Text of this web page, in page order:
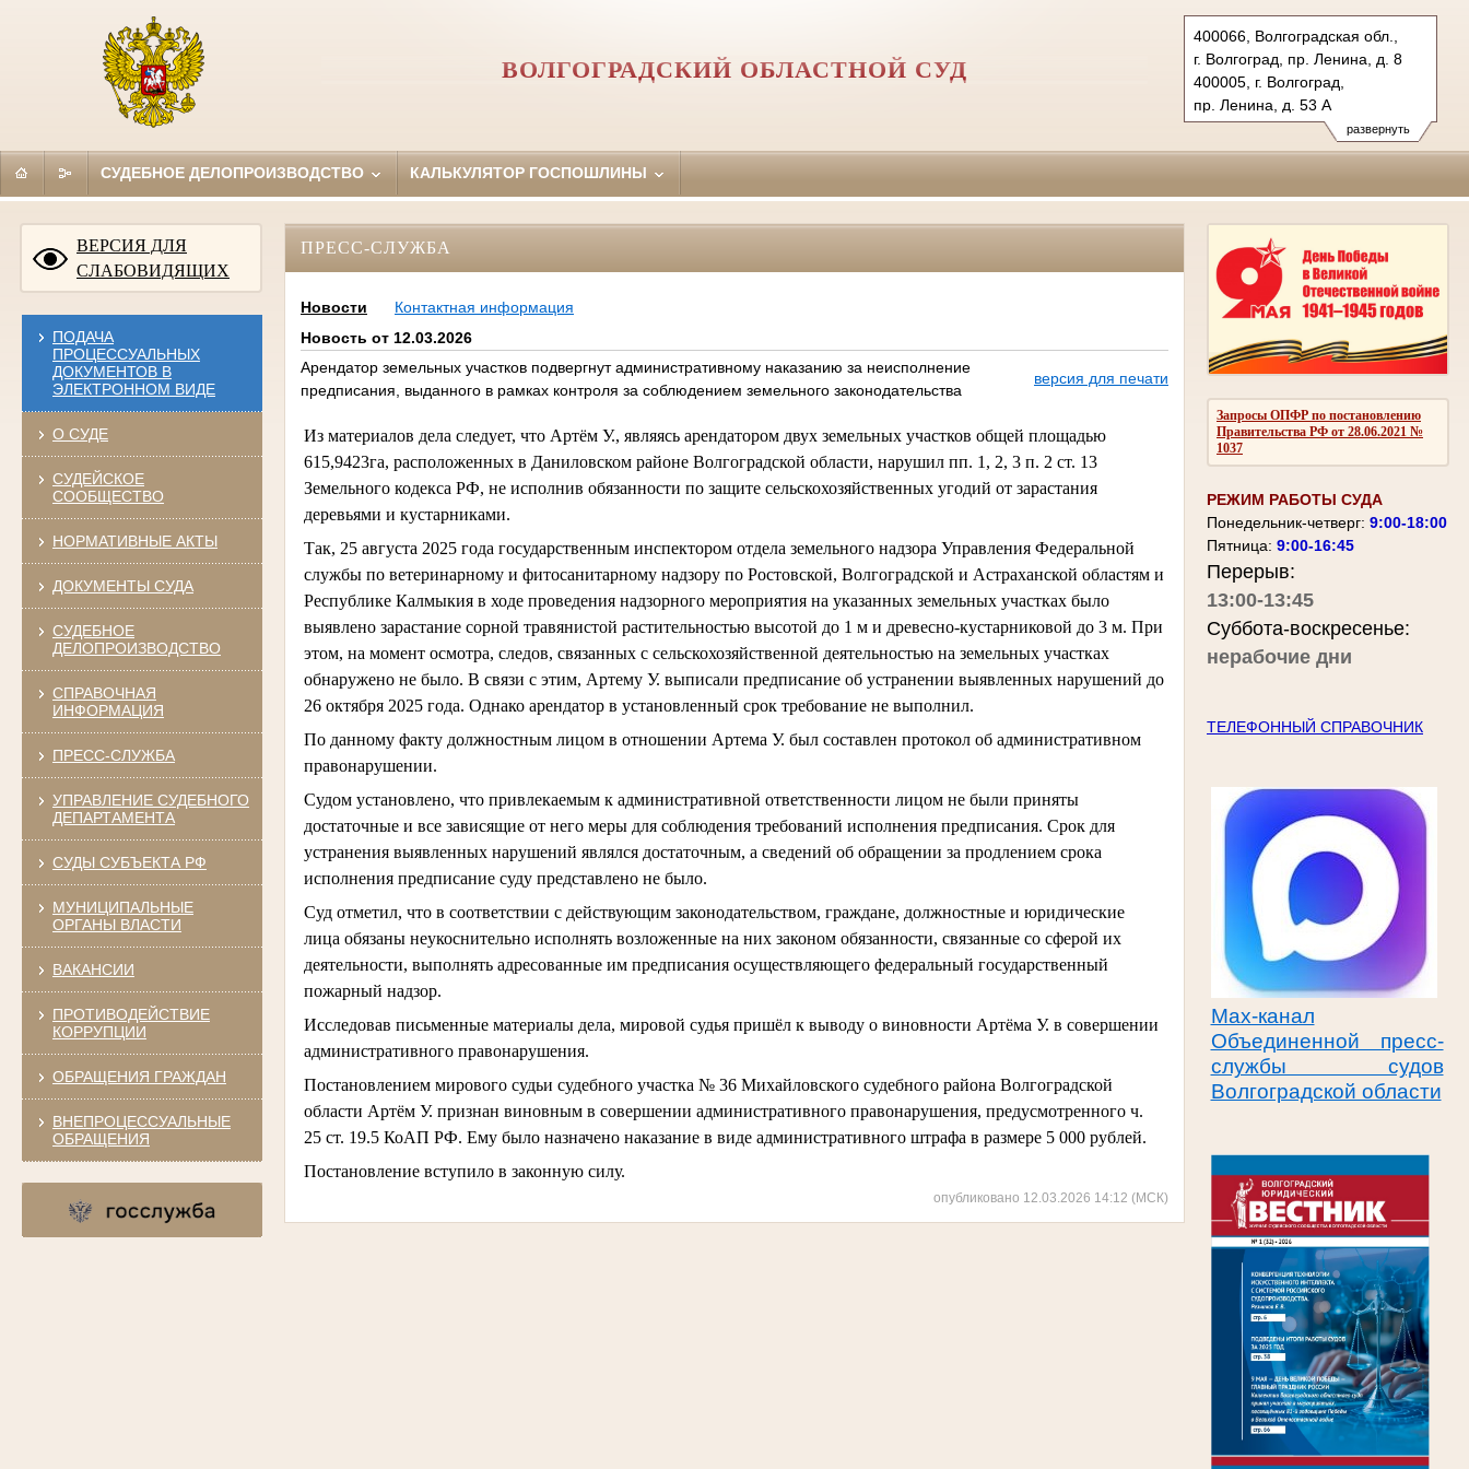
развернуть
400066, Волгоградская обл.,
г. Волгоград, пр. Ленина, д. 8
400005, г. Волгоград,
пр. Ленина, д. 53 А
Тел.: (8442) 38-21-98, 23-87-44
oblsud.vol@sudrf.ru
ВОЛГОГРАДСКИЙ ОБЛАСТНОЙ СУД
СУДЕБНОЕ ДЕЛОПРОИЗВОДСТВО КАЛЬКУЛЯТОР ГОСПОШЛИНЫ
ВЕРСИЯ ДЛЯ
СЛАБОВИДЯЩИХ
ПОДАЧА
ПРОЦЕССУАЛЬНЫХ
ДОКУМЕНТОВ В
ЭЛЕКТРОННОМ ВИДЕ
О СУДЕ
СУДЕЙСКОЕ
СООБЩЕСТВО
НОРМАТИВНЫЕ АКТЫ
ДОКУМЕНТЫ СУДА
СУДЕБНОЕ
ДЕЛОПРОИЗВОДСТВО
СПРАВОЧНАЯ
ИНФОРМАЦИЯ
ПРЕСС-СЛУЖБА
УПРАВЛЕНИЕ СУДЕБНОГО
ДЕПАРТАМЕНТА
СУДЫ СУБЪЕКТА РФ
МУНИЦИПАЛЬНЫЕ
ОРГАНЫ ВЛАСТИ
ВАКАНСИИ
ПРОТИВОДЕЙСТВИЕ
КОРРУПЦИИ
ОБРАЩЕНИЯ ГРАЖДАН
ВНЕПРОЦЕССУАЛЬНЫЕ
ОБРАЩЕНИЯ
Запросы ОПФР по постановлению
Правительства РФ от 28.06.2021 №
1037
РЕЖИМ РАБОТЫ СУДА
Понедельник-четверг: 9:00-18:00
Пятница: 9:00-16:45
Перерыв:
13:00-13:45
Суббота-воскресенье:
нерабочие дни
ТЕЛЕФОННЫЙ СПРАВОЧНИК
Max-канал
Объединенной пресс-
службы судов
Волгоградской области
ПРЕСС-СЛУЖБА
Новости
Контактная информация
Новость от 12.03.2026
Арендатор земельных участков подвергнут административному наказанию за неисполнение
предписания, выданного в рамках контроля за соблюдением земельного законодательства
версия для печати
Из материалов дела следует, что Артём У., являясь арендатором двух земельных участков общей площадью
615,9423га, расположенных в Даниловском районе Волгоградской области, нарушил пп. 1, 2, 3 п. 2 ст. 13
Земельного кодекса РФ, не исполнив обязанности по защите сельскохозяйственных угодий от зарастания
деревьями и кустарниками.
Так, 25 августа 2025 года государственным инспектором отдела земельного надзора Управления Федеральной
службы по ветеринарному и фитосанитарному надзору по Ростовской, Волгоградской и Астраханской областям и
Республике Калмыкия в ходе проведения надзорного мероприятия на указанных земельных участках было
выявлено зарастание сорной травянистой растительностью высотой до 1 м и древесно-кустарниковой до 3 м. При
этом, на момент осмотра, следов, связанных с сельскохозяйственной деятельностью на земельных участках
обнаружено не было. В связи с этим, Артему У. выписали предписание об устранении выявленных нарушений до
26 октября 2025 года. Однако арендатор в установленный срок требование не выполнил.
По данному факту должностным лицом в отношении Артема У. был составлен протокол об административном
правонарушении.
Судом установлено, что привлекаемым к административной ответственности лицом не были приняты
достаточные и все зависящие от него меры для соблюдения требований исполнения предписания. Срок для
устранения выявленных нарушений являлся достаточным, а сведений об обращении за продлением срока
исполнения предписание суду представлено не было.
Суд отметил, что в соответствии с действующим законодательством, граждане, должностные и юридические
лица обязаны неукоснительно исполнять возложенные на них законом обязанности, связанные со сферой их
деятельности, выполнять адресованные им предписания осуществляющего федеральный государственный
пожарный надзор.
Исследовав письменные материалы дела, мировой судья пришёл к выводу о виновности Артёма У. в совершении
административного правонарушения.
Постановлением мирового судьи судебного участка № 36 Михайловского судебного района Волгоградской
области Артём У. признан виновным в совершении административного правонарушения, предусмотренного ч.
25 ст. 19.5 КоАП РФ. Ему было назначено наказание в виде административного штрафа в размере 5 000 рублей.
Постановление вступило в законную силу.
опубликовано 12.03.2026 14:12 (МСК)